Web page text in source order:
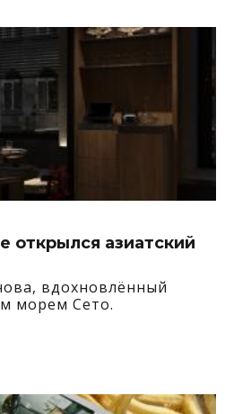
открылся азиатский
вдохновлённый
морем Сето.